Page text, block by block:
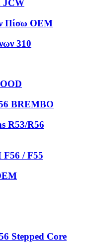
JCW
Πίσω OEM
310
BREMBO
R53/R56
/ F55
Stepped Core